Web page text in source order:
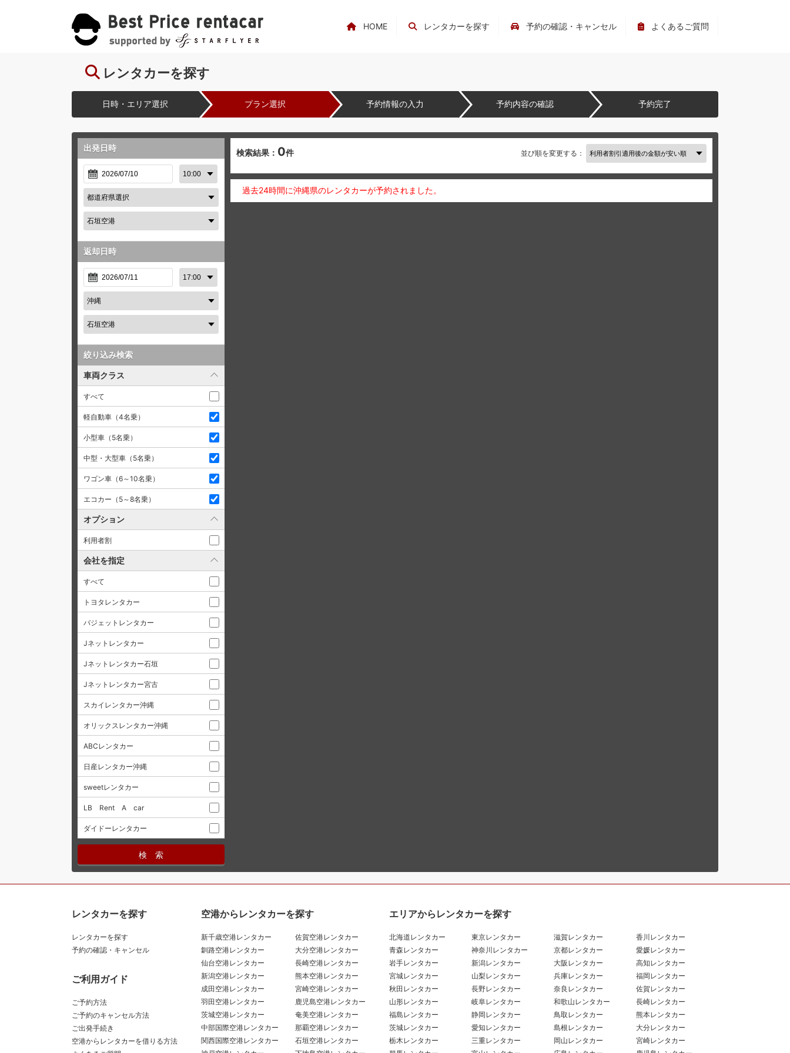
よくあるご質問
予約の確認・キャンセル
レンタカーを探す
HOME
レンタカーを探す
日時・エリア選択 プラン選択 予約情報の入力 予約内容の確認 予約完了
出発日時
返却日時
絞り込み検索
車両クラス
すべて
軽自動車（4名乗）
小型車（5名乗）
中型・大型車（5名乗）
ワゴン車（6～10名乗）
エコカー（5～8名乗）
オプション
利用者割
会社を指定
すべて
トヨタレンタカー
バジェットレンタカー
Jネットレンタカー
Jネットレンタカー石垣
Jネットレンタカー宮古
スカイレンタカー沖縄
オリックスレンタカー沖縄
ABCレンタカー
日産レンタカー沖縄
sweetレンタカー
LB Rent A car
ダイドーレンタカー
検索結果： 0件 並び順を変更する：
過去24時間に沖縄県のレンタカーが予約されました。
レンタカーを探す
レンタカーを探す
予約の確認・キャンセル
ご利用ガイド
ご予約方法
ご予約のキャンセル方法
ご出発手続き
空港からレンタカーを借りる方法
空港からレンタカーを探す
新千歳空港レンタカー
釧路空港レンタカー
仙台空港レンタカー
新潟空港レンタカー
成田空港レンタカー
羽田空港レンタカー
茨城空港レンタカー
中部国際空港レンタカー
関西国際空港レンタカー
佐賀空港レンタカー
大分空港レンタカー
長崎空港レンタカー
熊本空港レンタカー
宮崎空港レンタカー
鹿児島空港レンタカー
奄美空港レンタカー
那覇空港レンタカー
石垣空港レンタカー
エリアからレンタカーを探す
北海道レンタカー
青森レンタカー
岩手レンタカー
宮城レンタカー
秋田レンタカー
山形レンタカー
福島レンタカー
茨城レンタカー
栃木レンタカー
東京レンタカー
神奈川レンタカー
新潟レンタカー
山梨レンタカー
長野レンタカー
岐阜レンタカー
静岡レンタカー
愛知レンタカー
三重レンタカー
滋賀レンタカー
京都レンタカー
大阪レンタカー
兵庫レンタカー
奈良レンタカー
和歌山レンタカー
鳥取レンタカー
島根レンタカー
岡山レンタカー
香川レンタカー
愛媛レンタカー
高知レンタカー
福岡レンタカー
佐賀レンタカー
長崎レンタカー
熊本レンタカー
大分レンタカー
宮崎レンタカー